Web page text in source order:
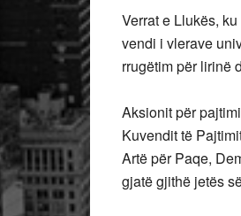
Verrat e Llukës,
vendi i vlerave
rrugëtim për lirinë
Aksionit për
Kuvendit të
Artë për Paqe,
gjatë gjithë jetës